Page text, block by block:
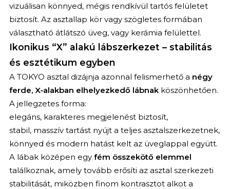
vizuálisan könnyed, mégis rendkívül tartós felületet
biztosít. Az asztallap kör vagy szögletes formában
választható átlátszó üveg, vagy kerámia felülettel.
Ikonikus “X” alakú lábszerkezet – stabilitás
és esztétikum egyben
A TOKYO asztal dizájnja azonnal felismerhető a négy
ferde, X‑alakban elhelyezkedő lábnakköszönhetően.
A jellegzetes forma:
elegáns, karakteres megjelenést biztosít,
stabil, masszív tartást nyújt a teljes asztalszerkezetnek,
könnyed és modern hatást kelt az üveglappal együtt.
A lábak középen egy fém összekötő elemmel
találkoznak, amely tovább erősíti az asztal szerkezeti
stabilitását, miközben finom kontrasztot alkot a